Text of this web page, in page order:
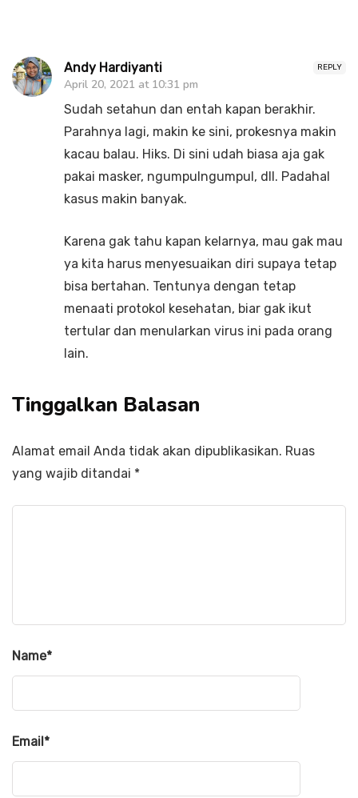
REPLY
Andy Hardiyanti
April 20, 2021 at 10:31 pm
Sudah setahun dan entah kapan berakhir.
Parahnya lagi, makin ke sini, prokesnya makin
kacau balau. Hiks. Di sini udah biasa aja gak
pakai masker, ngumpulngumpul, dll. Padahal
kasus makin banyak.
Karena gak tahu kapan kelarnya, mau gak mau
ya kita harus menyesuaikan diri supaya tetap
bisa bertahan. Tentunya dengan tetap
menaati protokol kesehatan, biar gak ikut
tertular dan menularkan virus ini pada orang
lain.
Tinggalkan Balasan
Alamat email Anda tidak akan dipublikasikan. Ruas
yang wajib ditandai *
Name*
Email*